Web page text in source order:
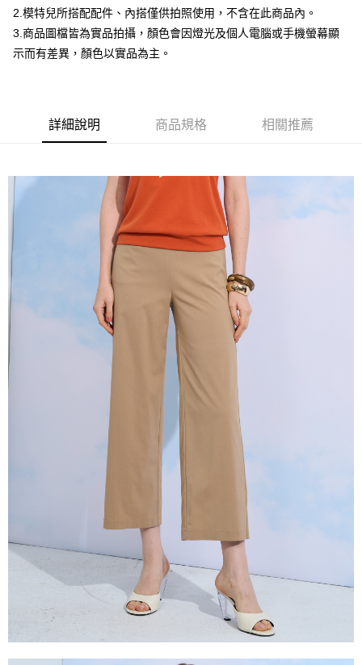
台新國際商業銀行
中國信託商業銀行
台灣樂天信用卡公司
Google Pay
全盈+PAY
【大哥付你分期使用說明】
1.本服務由台灣大哥大提供，台灣大哥大用戶可立即使用無須另外申請。
成交易。
3.實際核准額度、可分期數及費用金額請依後續交易確認頁面所載為準。
4.訂單成立30分鐘內，如未前往確認交易或遇審核未通過，訂單將自動取
消。如遇「轉專審核」未通過狀況，表示未達大哥付你分期系統評分，恕無
1.分期款項不併入電信帳單，「大哥付你分期」於每月結算日後寄送繳費提
2.透過簡訊連結打開帳單後，可選擇「超商條碼／台灣大直營門市／銀行轉
帳／街口支付／iPASS MONEY」等通路繳費。
1.本服務係由「台灣大哥大股份有限公司」（以下簡稱本公司）所提供，讓
用戶於交易時，得透過本服務購買商品或服務，並由商店將買賣／分期付款
買賣價金債權讓與本公司後，依約使用本公司帳單繳交帳款。
2.基於同意付款使用「大哥付你分期」之契約關係目的，商店將以您的個人
資料（包含姓名、電話或地址）提供予台灣大哥大進項蒐集、處理及利用，
由本公司與您本人進行分期帳單所需資料之確認、核對及更正。
3.完整用戶服務條款，請詳閱以下連結：
https://oppay.tw/userRule
AFTEE先享後付
AFTEE先享後付是「在收到商品之後才付款」的支付方式。 讓您購物簡單
１．簡單：不需註冊會員、不需綁卡、不需儲值。
２．便利：只要手機號碼，簡訊認證，即可結帳。
３．安心：先確認商品／服務後，再付款。
【「AFTEE先享後付」結帳流程】
１．於結帳方式選擇「AFTEE先享後付」後，將跳轉至「AFTEE先享後付」
結帳頁面，進行簡訊認證並確認金額後，即可完成結帳。
２．訂單成立數日內，您將收到繳費通知簡訊。
３．收到繳費通知簡訊後14天內，點擊此簡訊中的連結，可透過四大超商／
ATM／網路銀行／等多元方式進行付款，方視為交易完成。
※ 請注意：結帳手續完成當下不需立刻繳費，但若您需要取消訂單，請聯絡
購買商品的店家。未經商家同意取消之訂單仍視為有效，需透過AFTEE先享
※ 交易是否成功請以「AFTEE先享後付 」之結帳頁面顯示為準，若有關於
是否繳費成功／繳費後需取消欲退款等相關疑問，請聯繫「AFTEE先享後付
https://netprotections.freshdesk.com/support/home
１．透過由恩沛科技股份有限公司提供之「AFTEE先享後付」服務完成之交
易，需依本服務之必要範圍內提供個人資料，並將交易相關給付款項請求債
權轉讓予恩沛科技股份有限公司。
２．關於個人資料處理事宜，請瀏覽以下網址：
https://aftee.tw/terms/#terms3
３．未成年的使用者請事先徵得法定代理人或監護人之同意方可使用
「AFTEE先享後付」，若未經同意申辦者引起之損失，本公司不負相關責
４．使用「AFTEE先享後付」時，將依據個別帳號之用戶狀況，依本公司即
時審查核予不同之上限額度；若仍有額度不足之情形，本公司將視審查結果
請求用戶進行身份認證。
５．嚴禁一人註冊多個帳號或使用他人資訊註冊。若發現惡意使用之情形，
ATM付款
每筆NT$120，滿NT$2,000(含以上)免運費
每筆NT$120，滿NT$2,000(含以上)免運費
每筆NT$120，滿NT$2,000(含以上)免運費
2.模特兒所搭配配件、內搭僅供拍照使用，不含在此商品內。
3.商品圖檔皆為實品拍攝，顏色會因燈光及個人電腦或手機螢幕顯
示而有差異，顏色以實品為主。
詳細說明 商品規格 相關推薦